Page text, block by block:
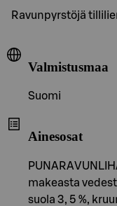
Ravunpyrstöjä
Valmistusmaa
Suomi
Ainesosat
makeasta
suola 3, 5 %,